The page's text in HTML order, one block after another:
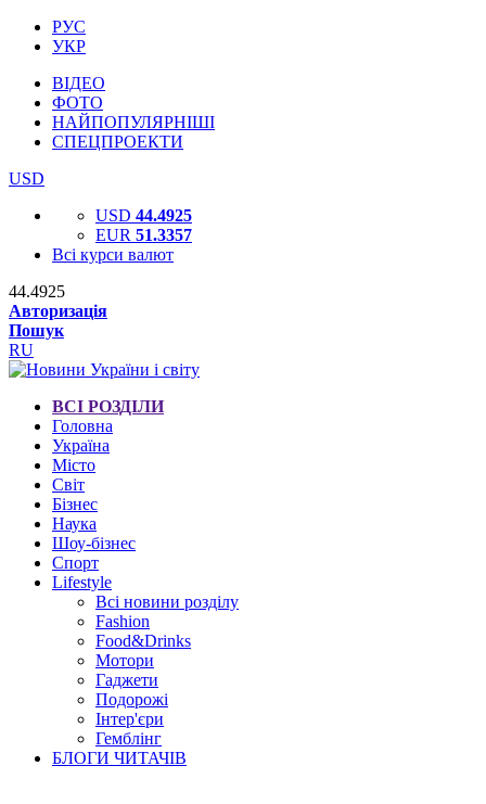
РУС
УКР
ВІДЕО
ФОТО
НАЙПОПУЛЯРНІШІ
СПЕЦПРОЕКТИ
USD
USD 44.4925
EUR 51.3357
Всі курси валют
44.4925
Авторизація
Пошук
RU
ВСІ РОЗДІЛИ
Головна
Україна
Місто
Світ
Бізнес
Наука
Шоу-бізнес
Спорт
Lifestyle
Всі новини розділу
Fashion
Food&Drinks
Мотори
Гаджети
Подорожі
Інтер'єри
Гемблінг
БЛОГИ ЧИТАЧІВ